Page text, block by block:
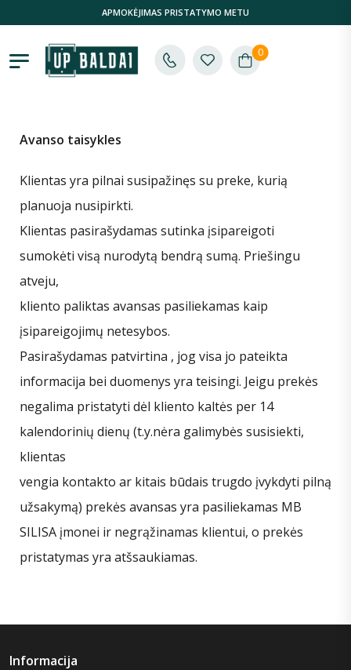
APMOKĖJIMAS PRISTATYMO METU
0
Avanso taisykles
Klientas yra pilnai susipažinęs su preke, kurią
planuoja nusipirkti.
Klientas pasirašydamas sutinka įsipareigoti
sumokėti visą nurodytą bendrą sumą. Priešingu
atveju,
kliento paliktas avansas pasiliekamas kaip
įsipareigojimų netesybos.
Pasirašydamas patvirtina , jog visa jo pateikta
informacija bei duomenys yra teisingi. Jeigu prekės
negalima pristatyti dėl kliento kaltės per 14
kalendorinių dienų (t.y.nėra galimybės susisiekti,
klientas
vengia kontakto ar kitais būdais trugdo įvykdyti pilną
užsakymą) prekės avansas yra pasiliekamas MB
SILISA įmonei ir negrąžinamas klientui, o prekės
pristatymas yra atšsaukiamas.
Informacija